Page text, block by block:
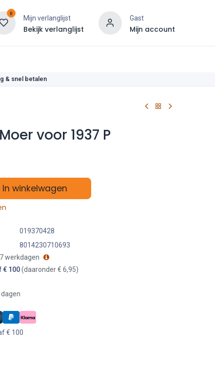
0
Mijn verlanglijst
Bekijk verlanglijst
Gast
Mijn account
& snel betalen
voor 1937 P
In winkelwagen
019370428
8014230710693
werkdagen
€ 100(daaronder € 6,95)
€ 100